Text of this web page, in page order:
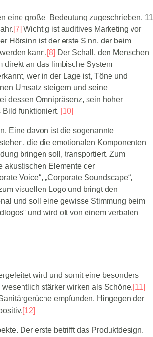
eine große Bedeutung zugeschrieben. 11
[7] Wichtig ist auditives Marketing vor
Hörsinn ist der erste Sinn, der beim
kann.[8] Der Schall, den Menschen
direkt an das limbische System
wer in der Lage ist, Töne und
Umsatz steigern und seine
dessen Omnipräsenz, sein hoher
Bild funktioniert. [10]
Eine davon ist die sogenannte
die die emotionalen Komponenten
bringen soll, transportiert. Zum
akustischen Elemente der
Voice“, „Corporate Soundscape“,
visuellen Logo und bringt den
und soll eine gewisse Stimmung beim
und wird oft von einem verbalen
wird und somit eine besonders
stärker wirken als Schöne.[11]
empfunden. Hingegen der
[12]
Der erste betrifft das Produktdesign.